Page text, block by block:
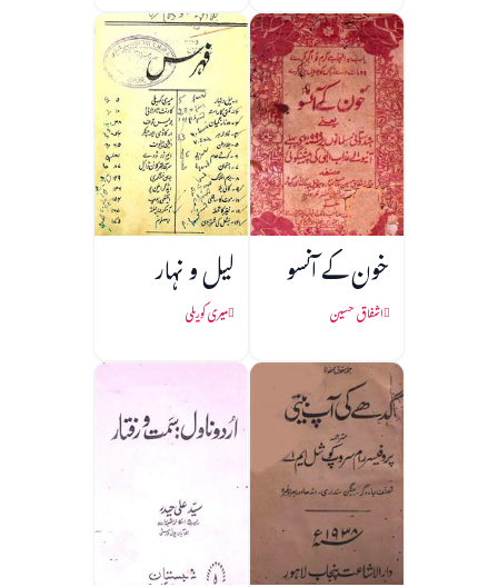
خون کے آنسو
اشفاق حسین
لیل و نہار
میری کوریلی